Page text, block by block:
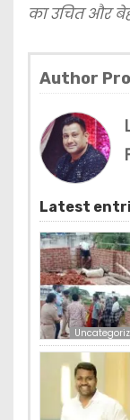
का उचित और
Author
Latest